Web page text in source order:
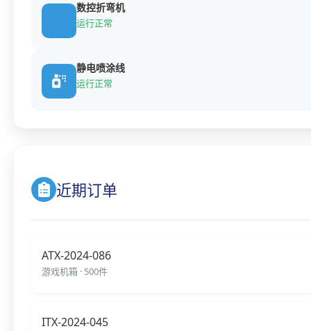
数控折弯机
运行正常
静电喷涂线
运行正常
近期订单
ATX-2024-086
游戏机箱 · 500件
ITX-2024-045